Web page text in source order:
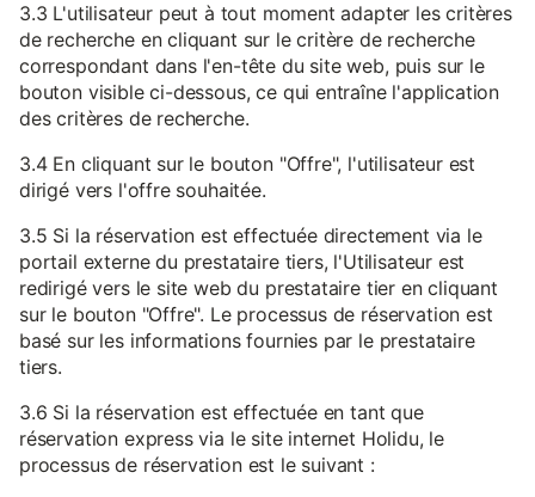
3.3 L'utilisateur peut à tout moment adapter les critères
de recherche en cliquant sur le critère de recherche
correspondant dans l'en-tête du site web, puis sur le
bouton visible ci-dessous, ce qui entraîne l'application
des critères de recherche.
3.4 En cliquant sur le bouton "Offre", l'utilisateur est
dirigé vers l'offre souhaitée.
3.5 Si la réservation est effectuée directement via le
portail externe du prestataire tiers, l'Utilisateur est
redirigé vers le site web du prestataire tier en cliquant
sur le bouton "Offre". Le processus de réservation est
basé sur les informations fournies par le prestataire
tiers.
3.6 Si la réservation est effectuée en tant que
réservation express via le site internet Holidu, le
processus de réservation est le suivant :